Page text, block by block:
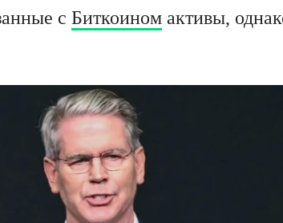
с Биткоином активы,